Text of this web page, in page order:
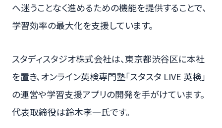
へ迷うことなく進めるための機能を提供することで、
学習効率の最大化を支援しています。
スタディスタジオ株式会社は、東京都渋谷区に本社
を置き、オンライン英検専門塾「スタスタ LIVE 英検」
の運営や学習支援アプリの開発を手がけています。
代表取締役は鈴木孝一氏です。